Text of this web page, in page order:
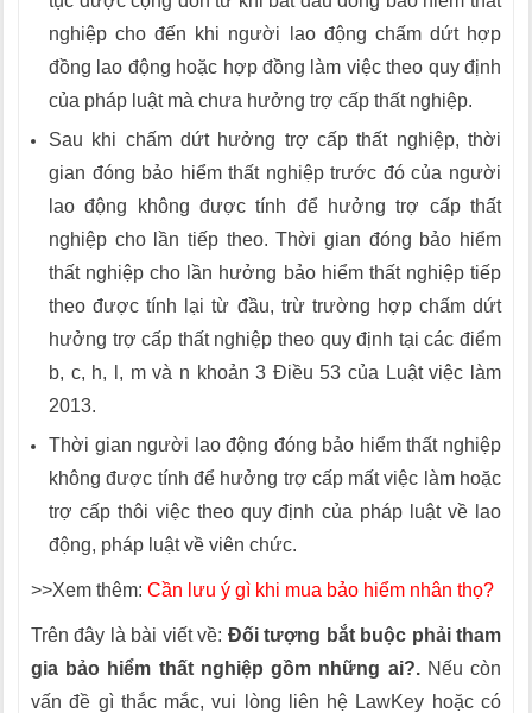
nghiệp cho đến khi người lao động chấm dứt hợp
đồng lao động hoặc hợp đồng làm việc theo quy định
của pháp luật mà chưa hưởng trợ cấp thất nghiệp.
Sau khi chấm dứt hưởng trợ cấp thất nghiệp, thời
gian đóng bảo hiểm thất nghiệp trước đó của người
lao động không được tính để hưởng trợ cấp thất
nghiệp cho lần tiếp theo. Thời gian đóng bảo hiểm
thất nghiệp cho lần hưởng bảo hiểm thất nghiệp tiếp
theo được tính lại từ đầu, trừ trường hợp chấm dứt
hưởng trợ cấp thất nghiệp theo quy định tại các điểm
b, c, h, l, m và n khoản 3 Điều 53 của Luật việc làm
2013.
Thời gian người lao động đóng bảo hiểm thất nghiệp
không được tính để hưởng trợ cấp mất việc làm hoặc
trợ cấp thôi việc theo quy định của pháp luật về lao
động, pháp luật về viên chức.
>>Xem thêm: Cần lưu ý gì khi mua bảo hiểm nhân thọ?
Trên đây là bài viết về: Đối tượng bắt buộc phải tham
gia bảo hiểm thất nghiệp gồm những ai?.Nếu còn
vấn đề gì thắc mắc, vui lòng liên hệ LawKey hoặc có